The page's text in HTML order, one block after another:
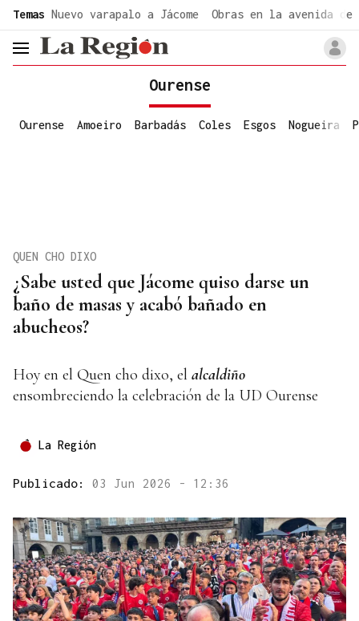
Temas Nuevo varapalo a Jácome Obras en la avenida de
header.menu.open
Ourense
Ourense Amoeiro Barbadás Coles Esgos Nogueira
¿Sabe usted que Jácome quiso darse un
baño de masas y acabó bañado en
abucheos?
QUEN CHO DIXO
Hoy en el Quen cho dixo, el alcaldiño
ensombreciendo la celebración de la UD Ourense
La Región
Publicado: 03 Jun 2026 - 12:36